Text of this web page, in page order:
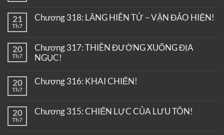
21
Th7
Chương 318: LĂNG HIÊN TỬ – VẬN ĐẢO HIỆN!
20
Th7
Chương 317: THIÊN ĐƯỜNG XUỐNG ĐỊA
NGỤC!
20
Th7
Chương 316: KHAI CHIẾN!
20
Th7
Chương 315: CHIẾN LỰC CỦA LƯU TÔN!